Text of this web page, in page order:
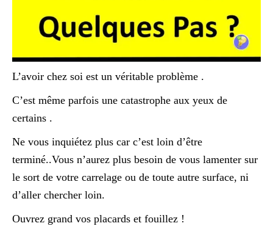
L’avoir chez soi est un véritable problème .
C’est même parfois une catastrophe aux yeux de
certains .
Ne vous inquiétez plus car c’est loin d’être
terminé..Vous n’aurez plus besoin de vous lamenter sur
le sort de votre carrelage ou de toute autre surface, ni
d’aller chercher loin.
Ouvrez grand vos placards et fouillez !